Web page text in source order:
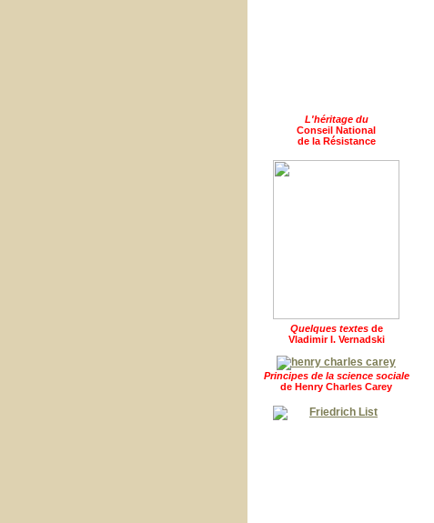
L'héritage du
Conseil National
de la Résistance
Quelques textes de
Vladimir I. Vernadski
Principes de la science sociale
de Henry Charles Carey